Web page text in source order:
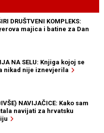
DRUŠTVENI KOMPLEKS:
majica i batine za Dan
NA SELU: Knjiga kojoj se
nikad nije iznevjerila
NAVIJAČICE: Kako sam
navijati za hrvatsku